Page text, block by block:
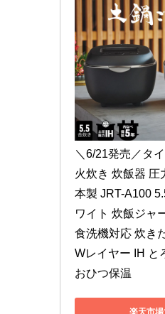
＼6/21発売／タ
火炊き 炊飯器 圧
本製 JRT-A100
ワイト 炊飯ジャ
食洗機対応 炊き
Wレイヤー IH と
おひつ保温
楽天市